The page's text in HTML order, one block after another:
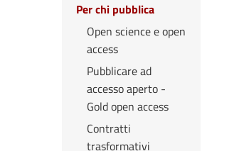
Per chi pubblica
Open science e open
access
Pubblicare ad
accesso aperto -
Gold open access
Contratti
trasformativi